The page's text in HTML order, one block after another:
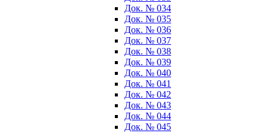
Док. № 034
Док. № 035
Док. № 036
Док. № 037
Док. № 038
Док. № 039
Док. № 040
Док. № 041
Док. № 042
Док. № 043
Док. № 044
Док. № 045